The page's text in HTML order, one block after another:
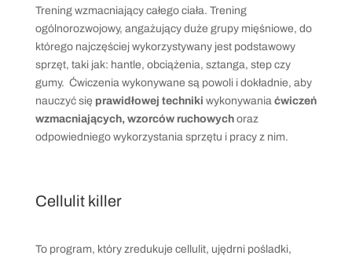
Trening wzmacniający całego ciała. Trening
ogólnorozwojowy, angażujący duże grupy mięśniowe, do
którego najczęściej wykorzystywany jest podstawowy
sprzęt, taki jak: hantle, obciążenia, sztanga, step czy
gumy. Ćwiczenia wykonywane są powoli i dokładnie, aby
nauczyć się prawidłowej techniki wykonywania ćwiczeń
wzmacniających, wzorców ruchowychoraz
odpowiedniego wykorzystania sprzętu i pracy z nim.
Cellulit killer
To program, który zredukuje cellulit, ujędrni pośladki,